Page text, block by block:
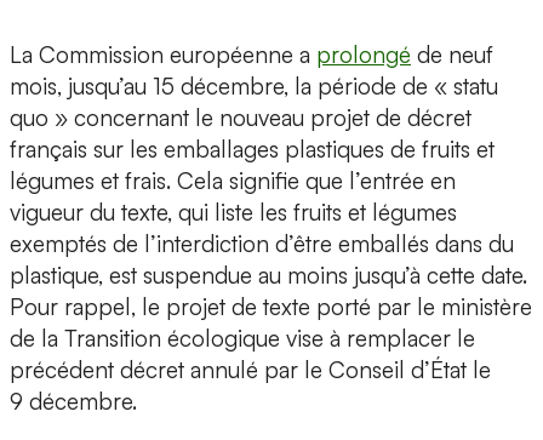
La Commission européenne a prolongé de neuf
mois, jusqu’au 15 décembre, la période de « statu
quo » concernant le nouveau projet de décret
français sur les emballages plastiques de fruits et
légumes et frais. Cela signifie que l’entrée en
vigueur du texte, qui liste les fruits et légumes
exemptés de l’interdiction d’être emballés dans du
plastique, est suspendue au moins jusqu’à cette date.
Pour rappel, le projet de texte porté par le ministère
de la Transition écologique vise à remplacer le
précédent décret annulé par le Conseil d’État le
9 décembre.